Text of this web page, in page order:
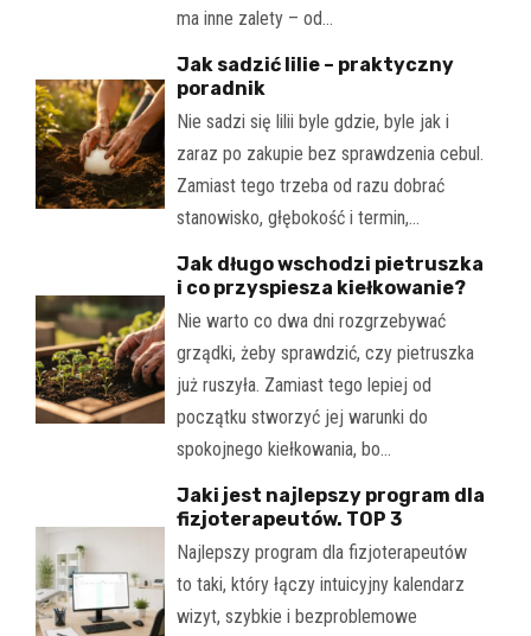
ma inne zalety – od…
Jak sadzić lilie – praktyczny
poradnik
Nie sadzi się lilii byle gdzie, byle jak i
zaraz po zakupie bez sprawdzenia cebul.
Zamiast tego trzeba od razu dobrać
stanowisko, głębokość i termin,…
Jak długo wschodzi pietruszka
i co przyspiesza kiełkowanie?
Nie warto co dwa dni rozgrzebywać
grządki, żeby sprawdzić, czy pietruszka
już ruszyła. Zamiast tego lepiej od
początku stworzyć jej warunki do
spokojnego kiełkowania, bo…
Jaki jest najlepszy program dla
fizjoterapeutów. TOP 3
Najlepszy program dla fizjoterapeutów
to taki, który łączy intuicyjny kalendarz
wizyt, szybkie i bezproblemowe